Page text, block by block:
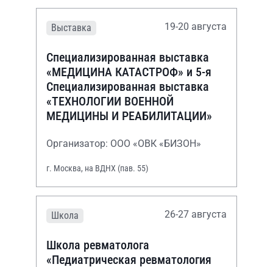
Выставка 19-20 августа
Специализированная выставка
«МЕДИЦИНА КАТАСТРОФ» и 5-я
Специализированная выставка
«ТЕХНОЛОГИИ ВОЕННОЙ
МЕДИЦИНЫ И РЕАБИЛИТАЦИИ»
Организатор: ООО «ОВК «БИЗОН»
г. Москва, на ВДНХ (пав. 55)
Школа 26-27 августа
Школа ревматолога
«Педиатрическая ревматология